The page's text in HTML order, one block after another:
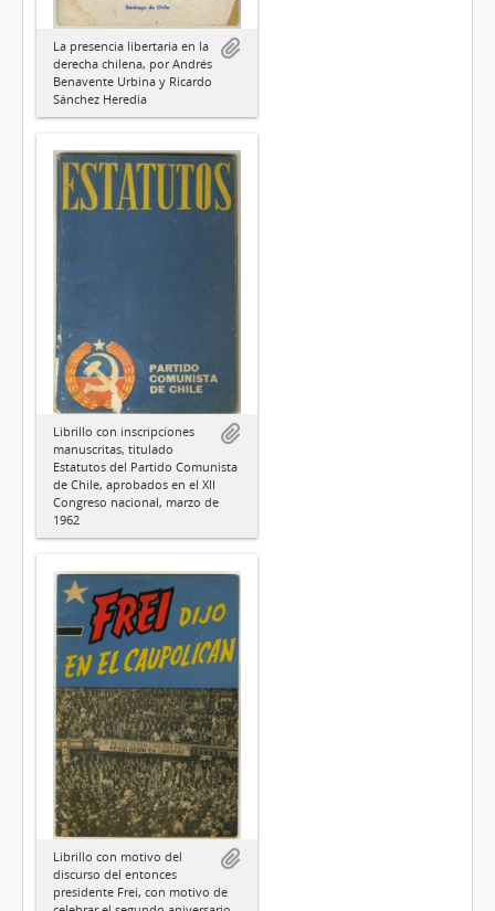
La presencia libertaria en la
derecha chilena, por Andrés
Benavente Urbina y Ricardo
Sánchez Heredia
Librillo con inscripciones
manuscritas, titulado
Estatutos del Partido Comunista
de Chile, aprobados en el XII
Congreso nacional, marzo de
1962
Librillo con motivo del
discurso del entonces
presidente Frei, con motivo de